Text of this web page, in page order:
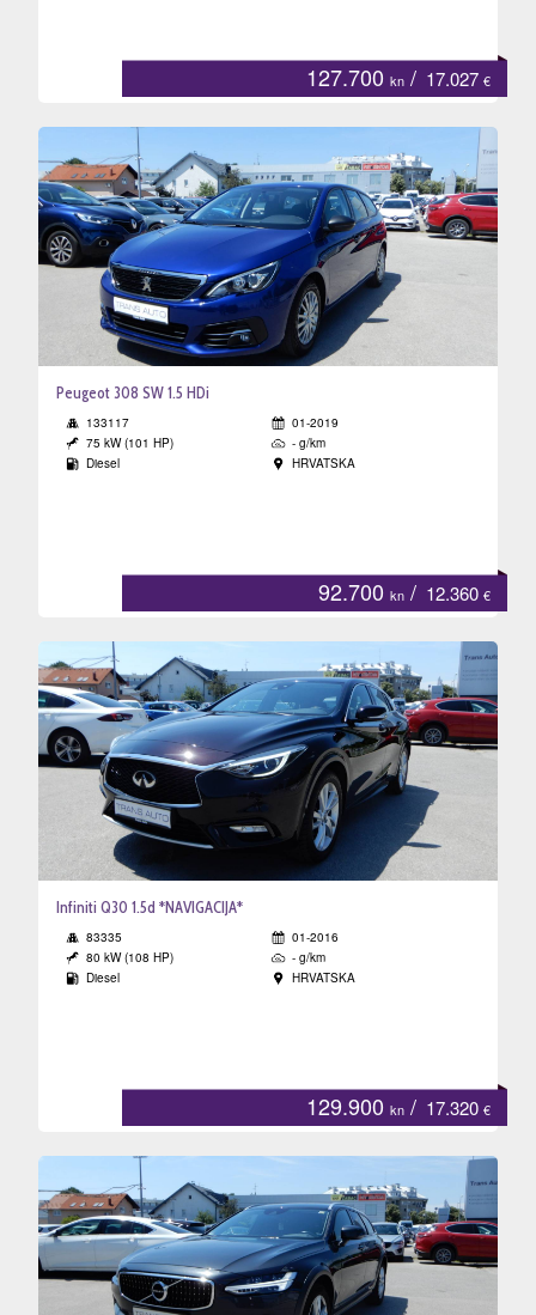
127.700 kn / 17.027 €
Peugeot 308 SW 1.5 HDi
133117
01-2019
75 kW (101 HP)
- g/km
Diesel
HRVATSKA
92.700 kn / 12.360 €
Infiniti Q30 1.5d *NAVIGACIJA*
83335
01-2016
80 kW (108 HP)
- g/km
Diesel
HRVATSKA
129.900 kn / 17.320 €